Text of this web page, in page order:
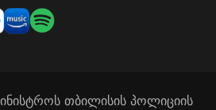
თბილისის პოლიციის